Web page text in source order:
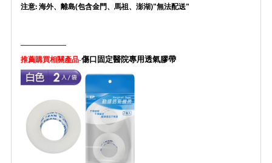
注意: 海外、離島(包含金門、馬祖、澎湖)"無法配送"
推薦購買相關產品-傷口固定醫院專用透氣膠帶